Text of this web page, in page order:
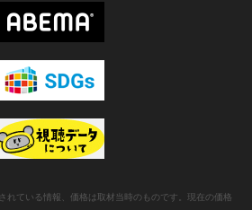
れている情報、価格は取材当時のものです。現在の価格